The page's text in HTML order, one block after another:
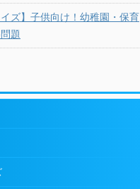
イズ】子供向け！幼稚園・保育
題